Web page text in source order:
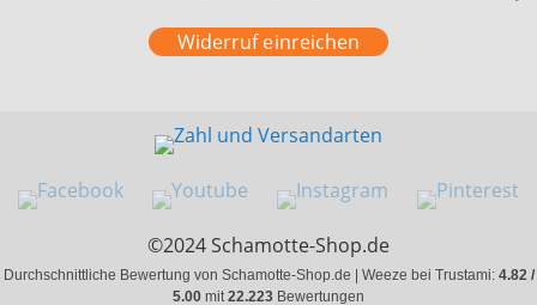
Widerruf einreichen
©2024 Schamotte-Shop.de
Durchschnittliche Bewertung von Schamotte-Shop.de | Weeze bei Trustami: 4.82 /
5.00 mit22.223 Bewertungen